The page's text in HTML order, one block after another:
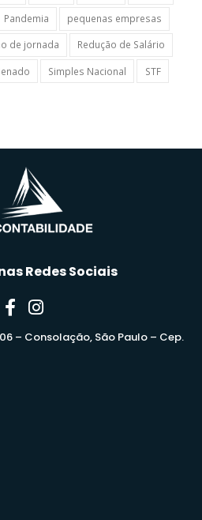
Pandemia
pequenas empresas
de jornada
Redução de Salário
Simples Nacional STF
Redes Sociais
– Consolação, São Paulo – Cep.